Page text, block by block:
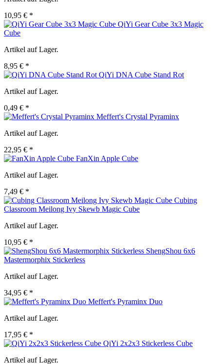
10,95 € *
QiYi Gear Cube 3x3 Magic
Cube
Artikel auf Lager.
8,95 € *
QiYi DNA Cube Stand Rot
Artikel auf Lager.
0,49 € *
Meffert's Crystal Pyraminx
Artikel auf Lager.
22,95 € *
FanXin Apple Cube
Artikel auf Lager.
7,49 € *
Cubing
Classroom Meilong Ivy Skewb Magic Cube
Artikel auf Lager.
10,95 € *
ShengShou 6x6
Mastermorphix Stickerless
Artikel auf Lager.
34,95 € *
Meffert's Pyraminx Duo
Artikel auf Lager.
17,95 € *
QiYi 2x2x3 Stickerless Cube
Artikel auf Lager.